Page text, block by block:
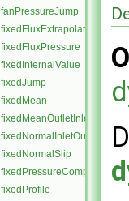
fanPressureJump
fixedFluxPressure
fixedInternalValue
fixedJump
fixedMean
fixedMeanOutletInlet
fixedNormalSlip
fixedProfile